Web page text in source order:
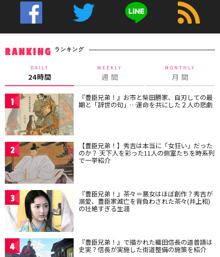
RANKING ランキング
DAILY
24時間
WEEKLY
週 間
MONTHLY
月 間
1 『豊臣兄弟！』お市と柴田勝家、自刃しての最
期と「辞世の句」…運命を共にした２人の悲劇
2 【豊臣兄弟！】秀吉は本当に「女狂い」だった
のか？ 天下人を彩った11人の側室たちを時系列
で一挙紹介
3 『豊臣兄弟！』茶々＝悪女はほぼ創作？秀吉が
溺愛、豊臣家滅亡を背負わされた茶々(井上和)
の壮絶すぎる生涯
4 『豊臣兄弟！』で描かれた織田信長の道普請は
史実？信長が実施した街道整備の施策を紹介